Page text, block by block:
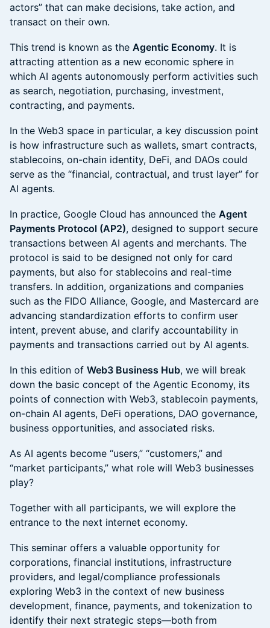
actors” that can make decisions, take action, and
transact on their own.
This trend is known as the Agentic Economy. It is
attracting attention as a new economic sphere in
which AI agents autonomously perform activities such
as search, negotiation, purchasing, investment,
contracting, and payments.
In the Web3 space in particular, a key discussion point
is how infrastructure such as wallets, smart contracts,
stablecoins, on-chain identity, DeFi, and DAOs could
serve as the “financial, contractual, and trust layer” for
AI agents.
In practice, Google Cloud has announced the Agent
Payments Protocol (AP2), designed to support secure
transactions between AI agents and merchants. The
protocol is said to be designed not only for card
payments, but also for stablecoins and real-time
transfers. In addition, organizations and companies
such as the FIDO Alliance, Google, and Mastercard are
advancing standardization efforts to confirm user
intent, prevent abuse, and clarify accountability in
payments and transactions carried out by AI agents.
In this edition of Web3 Business Hub, we will break
down the basic concept of the Agentic Economy, its
points of connection with Web3, stablecoin payments,
on-chain AI agents, DeFi operations, DAO governance,
business opportunities, and associated risks.
As AI agents become “users,” “customers,” and
“market participants,” what role will Web3 businesses
play?
Together with all participants, we will explore the
entrance to the next internet economy.
This seminar offers a valuable opportunity for
corporations, financial institutions, infrastructure
providers, and legal/compliance professionals
exploring Web3 in the context of new business
development, finance, payments, and tokenization to
identify their next strategic steps—both from